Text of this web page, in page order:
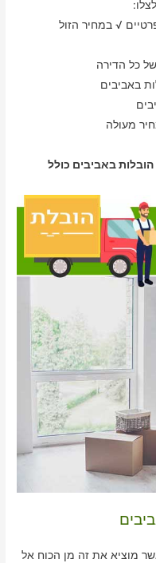
√ במחיר הזול
כל הדירה
באביבים
מעולה
הובלות באביבים כולל
מוציא את זה מן הכוח אל